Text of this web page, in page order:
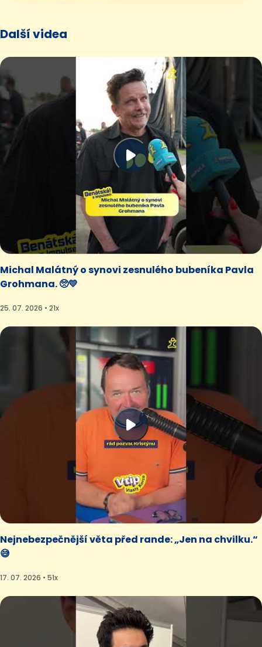
Další videa
Michal Malátný o synovi zesnulého bubeníka Pavla
Grohmana. 🥺💛
25. 07. 2026 • 21x
Nejnebezpečnější věta před rande: „Jen na chvilku.“
😅
17. 07. 2026 • 51x